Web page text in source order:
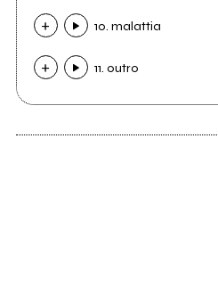
10. malattia
11. outro